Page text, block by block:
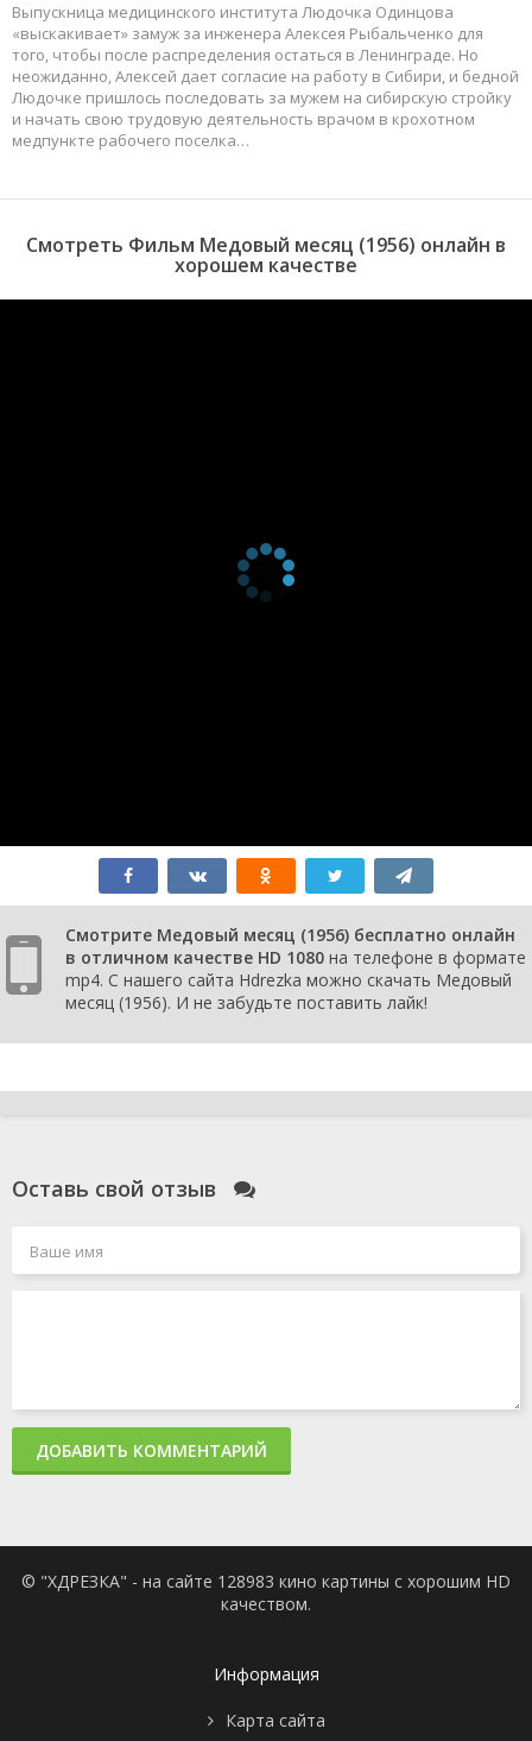
Выпускница медицинского института Людочка Одинцова
«выскакивает» замуж за инженера Алексея Рыбальченко для
того, чтобы после распределения остаться в Ленинграде. Но
неожиданно, Алексей дает согласие на работу в Сибири, и бедной
Людочке пришлось последовать за мужем на сибирскую стройку
и начать свою трудовую деятельность врачом в крохотном
медпункте рабочего поселка…
Смотреть Фильм Медовый месяц (1956) онлайн в
хорошем качестве
Смотрите Медовый месяц (1956) бесплатно онлайн
в отличном качестве HD 1080 на телефоне в формате
mp4. С нашего сайта Hdrezka можно скачать Медовый
месяц (1956). И не забудьте поставить лайк!
Оставь свой отзыв
ДОБАВИТЬ КОММЕНТАРИЙ
© "ХДРЕЗКА" - на сайте 128983 кино картины с хорошим HD
качеством.
Информация
Карта сайта